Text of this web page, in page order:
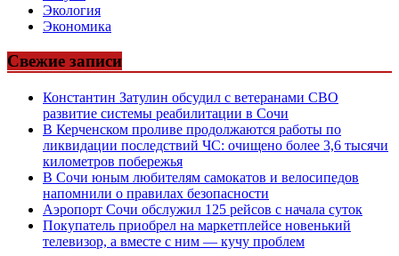
Экология
Экономика
Свежие записи
Константин Затулин обсудил с ветеранами СВО
развитие системы реабилитации в Сочи
В Керченском проливе продолжаются работы по
ликвидации последствий ЧС: очищено более 3,6 тысячи
километров побережья
В Сочи юным любителям самокатов и велосипедов
напомнили о правилах безопасности
Аэропорт Сочи обслужил 125 рейсов с начала суток
Покупатель приобрел на маркетплейсе новенький
телевизор, а вместе с ним — кучу проблем